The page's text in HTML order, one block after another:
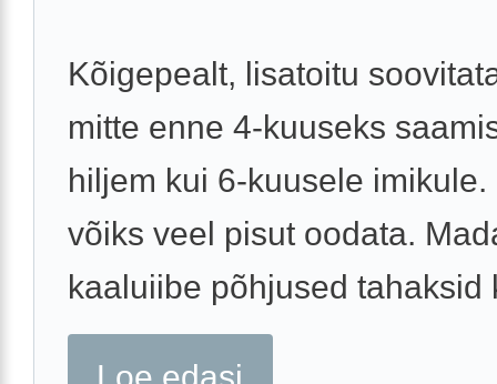
Kõigepealt, lisatoitu
mitte enne 4-kuuseks
hiljem kui 6-kuusele imikule.
võiks veel pisut oodata.
kaaluiibe põhjused tahaksid